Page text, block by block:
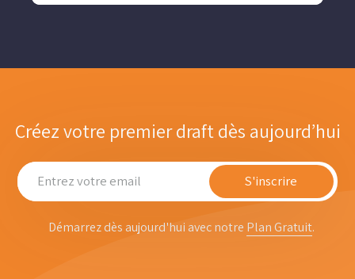
Créez votre premier draft dès aujourd’hui
S'inscrire
Démarrez dès aujourd'hui avec notre Plan Gratuit.